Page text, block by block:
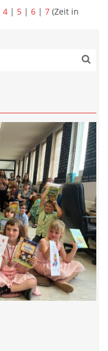
4 | 5 | 6 | 7 (Zeit in